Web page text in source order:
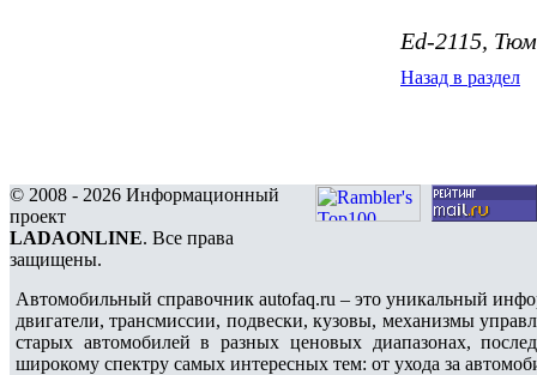
Ed-2115,
Назад в раздел
© 2008 - 2026 Информационный
проект
LADAONLINE. Все права
защищены.
Автомобильный справочник autofaq.ru – это уникальный
двигатели, трансмиссии, подвески, кузовы, механизмы
старых автомобилей в разных ценовых диапазонах,
широкому спектру самых интересных тем: от ухода за